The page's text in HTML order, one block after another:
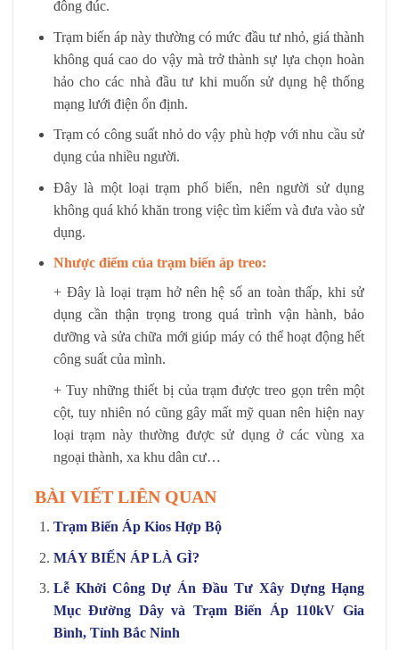
đông đúc.
Trạm biến áp này thường có mức đầu tư nhỏ, giá thành
không quá cao do vậy mà trở thành sự lựa chọn hoàn
hảo cho các nhà đầu tư khi muốn sử dụng hệ thống
mạng lưới điện ổn định.
Trạm có công suất nhỏ do vậy phù hợp với nhu cầu sử
dụng của nhiều người.
Đây là một loại trạm phổ biến, nên người sử dụng
không quá khó khăn trong việc tìm kiếm và đưa vào sử
dụng.
Nhược điểm của trạm biến áp treo:
+ Đây là loại trạm hở nên hệ số an toàn thấp, khi sử
dụng cần thận trọng trong quá trình vận hành, bảo
dưỡng và sửa chữa mới giúp máy có thể hoạt động hết
công suất của mình.
+ Tuy những thiết bị của trạm được treo gọn trên một
cột, tuy nhiên nó cũng gây mất mỹ quan nên hiện nay
loại trạm này thường được sử dụng ở các vùng xa
ngoại thành, xa khu dân cư…
BÀI VIẾT LIÊN QUAN
Trạm Biến Áp Kios Hợp Bộ
MÁY BIẾN ÁP LÀ GÌ?
Lễ Khởi Công Dự Án Đầu Tư Xây Dựng Hạng
Mục Đường Dây và Trạm Biến Áp 110kV Gia
Bình, Tỉnh Bắc Ninh